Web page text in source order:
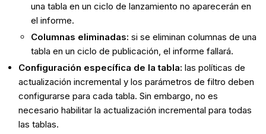
una tabla en un ciclo de lanzamiento no aparecerán en
el informe.
Columnas eliminadas: si se eliminan columnas de una
tabla en un ciclo de publicación, el informe fallará.
Configuración específica de la tabla: las políticas de
actualización incremental y los parámetros de filtro deben
configurarse para cada tabla. Sin embargo, no es
necesario habilitar la actualización incremental para todas
las tablas.